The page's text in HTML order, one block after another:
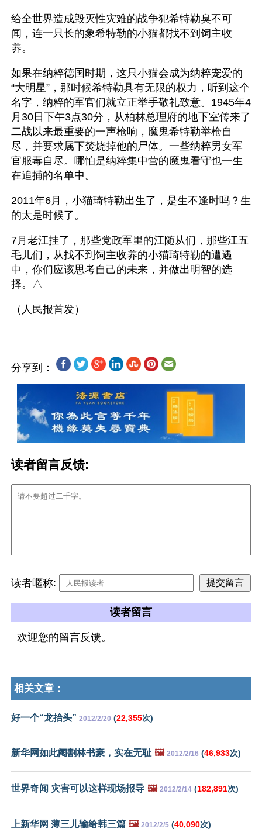
给全世界造成毁灭性灾难的战争犯希特勒臭不可
闻，连一只长的象希特勒的小猫都找不到饲主收
养。
如果在纳粹德国时期，这只小猫会成为纳粹宠爱的
“大明星”，那时候希特勒具有无限的权力，听到这个
名字，纳粹的军官们就立正举手敬礼致意。1945年4
月30日下午3点30分，从柏林总理府的地下室传来了
二战以来最重要的一声枪响，魔鬼希特勒举枪自
尽，并要求属下焚烧掉他的尸体。一些纳粹男女军
官服毒自尽。哪怕是纳粹集中营的魔鬼看守也一生
在追捕的名单中。
2011年6月，小猫琦特勒出生了，是生不逢时吗？生
的太是时候了。
7月老江挂了，那些党政军里的江随从们，那些江五
毛儿们，从找不到饲主收养的小猫琦特勒的遭遇
中，你们应该思考自己的未来，并做出明智的选
择。△
分享到：
读者留言反馈:
读者暱称:
读者留言
欢迎您的留言反馈。
相关文章：
好一个“龙抬头” 2012/2/20 (22,355次)
新华网如此阉割林书豪，实在无耻 🖼️ 2012/2/16 (46,933次)
世界奇闻 灾害可以这样现场报导 🖼️ 2012/2/14 (182,891次)
上新华网 薄三儿输给韩三篇 🖼️ 2012/2/5 (40,090次)